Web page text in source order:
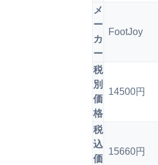
メ
ー
カ
ー
FootJoy
税
別
価
格
14500円
税
込
価
15660円